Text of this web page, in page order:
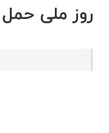
روز ملی حمل